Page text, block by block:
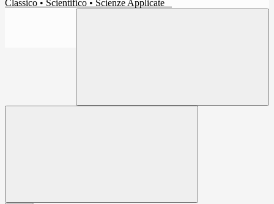
Classico • Scientifico • Scienze Applicate